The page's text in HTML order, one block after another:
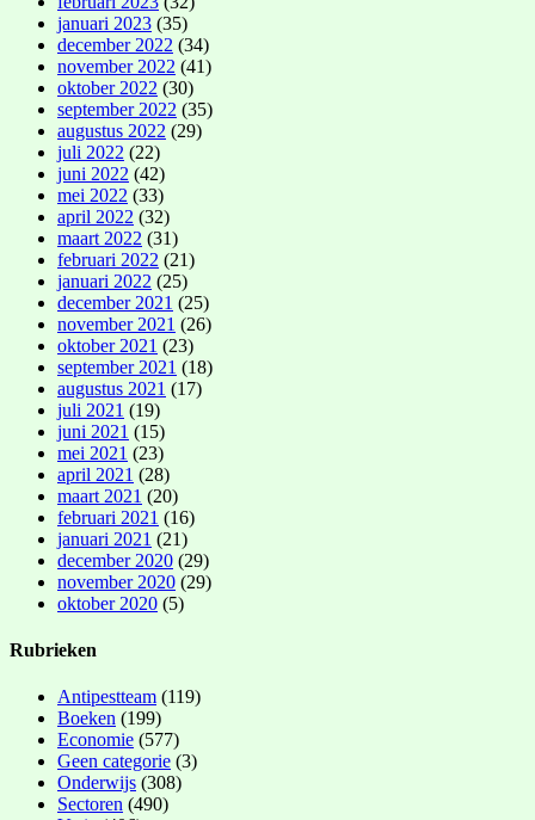
januari 2023 (35)
december 2022 (34)
november 2022 (41)
oktober 2022 (30)
september 2022 (35)
augustus 2022 (29)
juli 2022 (22)
juni 2022 (42)
mei 2022 (33)
april 2022 (32)
maart 2022 (31)
februari 2022 (21)
januari 2022 (25)
december 2021 (25)
november 2021 (26)
oktober 2021 (23)
september 2021 (18)
augustus 2021 (17)
juli 2021 (19)
juni 2021 (15)
mei 2021 (23)
april 2021 (28)
maart 2021 (20)
februari 2021 (16)
januari 2021 (21)
december 2020 (29)
november 2020 (29)
oktober 2020 (5)
Rubrieken
Antipestteam (119)
Boeken (199)
Economie (577)
Geen categorie (3)
Onderwijs (308)
Sectoren (490)